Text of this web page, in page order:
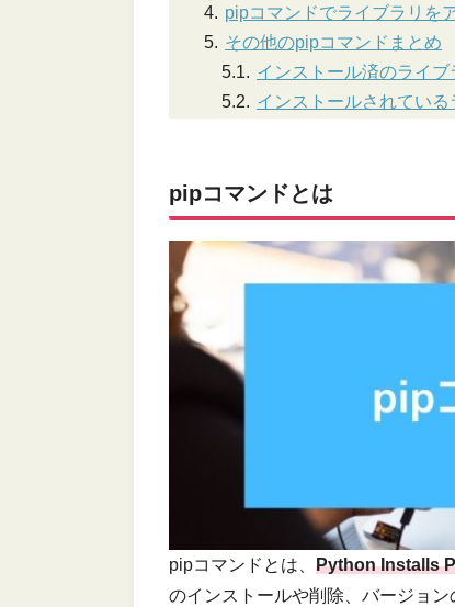
pipコマンドでライブラリを
その他のpipコマンドまとめ
インストール済のライ
インストールされてい
pipコマンドとは
pipコマンドとは、 Python Installs
のインストールや削除、バージョ